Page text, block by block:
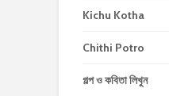
Kichu Kotha
Chithi Potro
গল্প ও কবিতা লিখুন